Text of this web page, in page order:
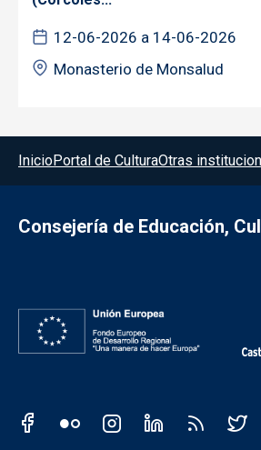
12-06-2026 a 14-06-2026
Monasterio de Monsalud
Menú del pie
InicioPortal de CulturaOtras
Consejería de Educación,
Redes sociales JCCM